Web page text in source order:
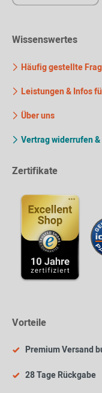
Wissenswertes
Häufig gestellte
Leistungen & Infos
Über uns
Vertrag widerrufen
Zertifikate
Vorteile
Premium Versand
28 Tage Rückgabe